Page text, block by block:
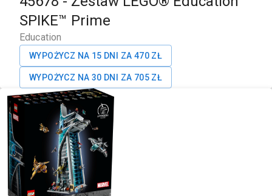
SPIKE™ Prime
Education
WYPOŻYCZ NA 15 DNI ZA 470 ZŁ
WYPOŻYCZ NA 30 DNI ZA 705 ZŁ